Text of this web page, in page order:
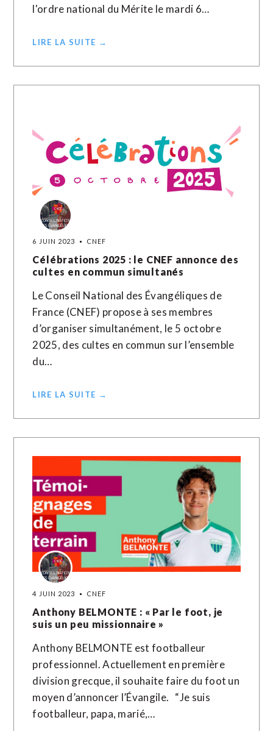
l'ordre national du Mérite le mardi 6…
LIRE LA SUITE →
6 JUIN 2023 CNEF
Célébrations 2025 : le CNEF annonce des
cultes en commun simultanés
Le Conseil National des Évangéliques de
France (CNEF) propose à ses membres
d’organiser simultanément, le 5 octobre
2025, des cultes en commun sur l’ensemble
du…
LIRE LA SUITE →
4 JUIN 2023 CNEF
Anthony BELMONTE : « Par le foot, je
suis un peu missionnaire »
Anthony BELMONTE est footballeur
professionnel. Actuellement en première
division grecque, il souhaite faire du foot un
moyen d’annoncer l’Évangile. “Je suis
footballeur, papa, marié,…